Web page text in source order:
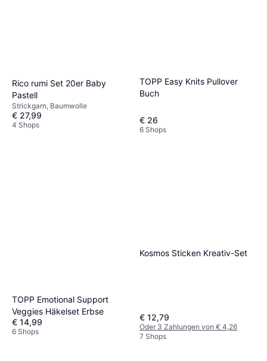
Rico rumi Set 20er Baby
Pastell
Strickgarn, Baumwolle
€ 27,99
4 Shops
TOPP Easy Knits Pullover
Buch
€ 26
6 Shops
TOPP Emotional Support
Veggies Häkelset Erbse
€ 14,99
6 Shops
Kosmos Sticken Kreativ-Set
€ 12,79
Oder 3 Zahlungen von € 4,26
7 Shops